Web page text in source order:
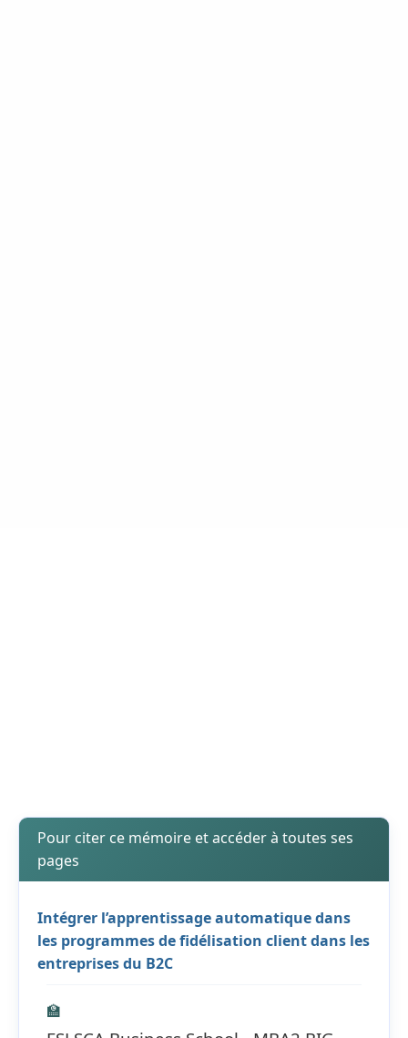
Pour citer ce mémoire et accéder à toutes ses
pages
Intégrer l’apprentissage automatique dans
les programmes de fidélisation client dans les
entreprises du B2C
🏫